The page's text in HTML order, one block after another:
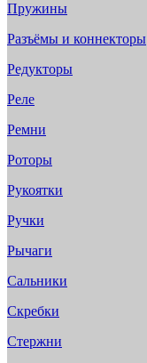
Пружины
Разъёмы и коннекторы
Редукторы
Реле
Ремни
Роторы
Рукоятки
Ручки
Рычаги
Сальники
Скребки
Стержни